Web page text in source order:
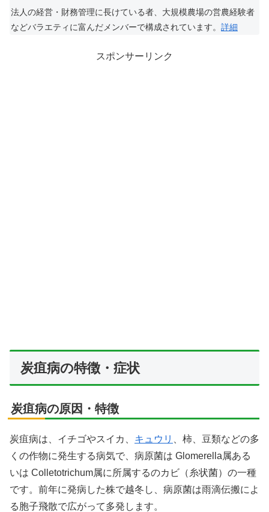
法人の経営・財務管理に長けている者、大規模農場の営農経験者
などバラエティに富んだメンバーで構成されています。 詳細
スポンサーリンク
炭疽病の特徴・症状
炭疽病の原因・特徴
炭疽病は、イチゴやスイカ、 キュウリ
、柿、豆類などの多
くの作物に発生する病気で、病原菌は Glomerella属ある
いは Colletotrichum属に所属するのカビ（糸状菌）の一種
です。前年に発病した株で越冬し、病原菌は雨滴伝搬によ
る胞子飛散で広がって多発します。